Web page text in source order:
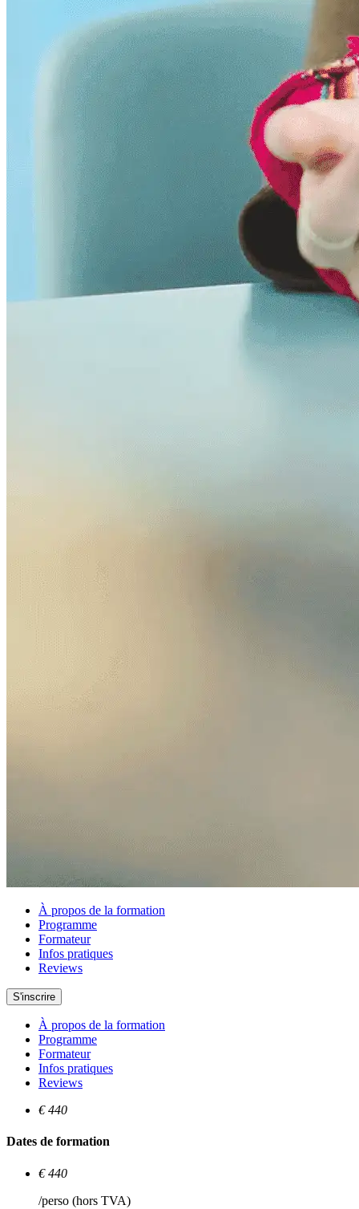
À propos de la formation
Programme
Formateur
Infos pratiques
Reviews
S'inscrire
À propos de la formation
Programme
Formateur
Infos pratiques
Reviews
€ 440
Dates de formation
€ 440
/perso (hors TVA)